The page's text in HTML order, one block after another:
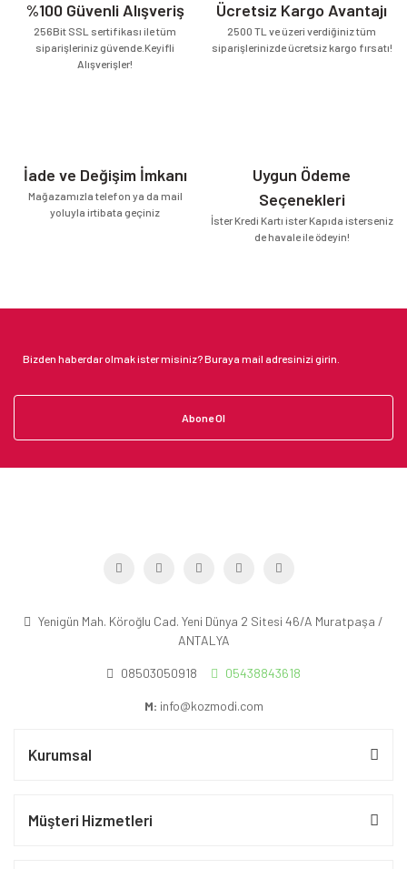
%100 Güvenli Alışveriş
256Bit SSL sertifikası ile tüm
siparişleriniz güvende.Keyifli
Alışverişler!
Ücretsiz Kargo Avantajı
2500 TL ve üzeri verdiğiniz tüm
siparişlerinizde ücretsiz kargo fırsatı!
İade ve Değişim İmkanı
Mağazamızla telefon ya da mail
yoluyla irtibata geçiniz
Uygun Ödeme
Seçenekleri
İster Kredi Kartı ister Kapıda isterseniz
de havale ile ödeyin!
Abone Ol
Yenigün Mah. Köroğlu Cad. Yeni Dünya 2 Sitesi 46/A Muratpaşa /
ANTALYA
08503050918 05438843618
M: info@kozmodi.com
Kurumsal
Müşteri Hizmetleri